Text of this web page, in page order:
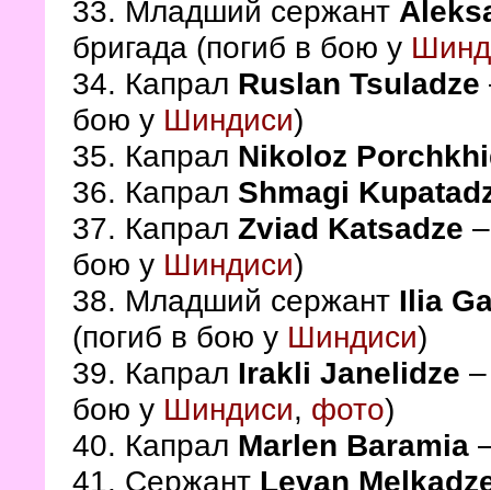
33. Младший сержант
бригада (погиб в бою у
34. Капрал Ruslan Tsuladze
бою у Шиндиси)
35. Капрал Nikoloz
36. Капрал Shmagi
37. Капрал Zviad Katsadze
бою у Шиндиси)
38. Младший сержант Ilia
(погиб в бою у Шиндиси)
39. Капрал Irakli Janelidze
бою у Шиндиси, фото)
40. Капрал Marlen Baramia
41. Сержант Levan